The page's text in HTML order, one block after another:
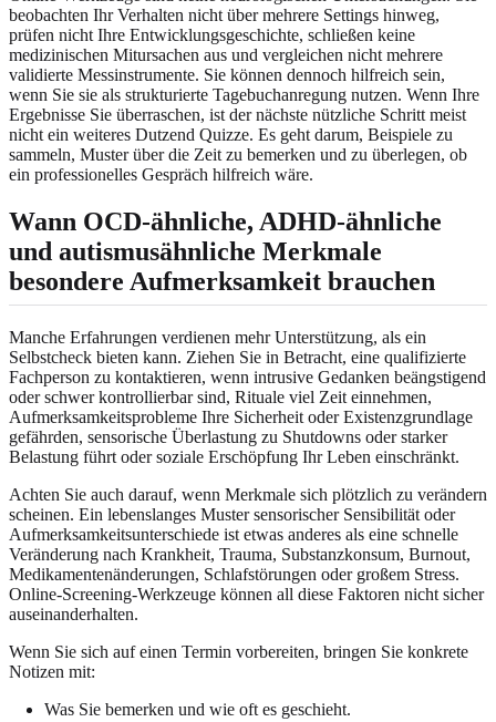
beobachten Ihr Verhalten nicht über mehrere Settings hinweg,
prüfen nicht Ihre Entwicklungsgeschichte, schließen keine
medizinischen Mitursachen aus und vergleichen nicht mehrere
validierte Messinstrumente. Sie können dennoch hilfreich sein,
wenn Sie sie als strukturierte Tagebuchanregung nutzen. Wenn Ihre
Ergebnisse Sie überraschen, ist der nächste nützliche Schritt meist
nicht ein weiteres Dutzend Quizze. Es geht darum, Beispiele zu
sammeln, Muster über die Zeit zu bemerken und zu überlegen, ob
ein professionelles Gespräch hilfreich wäre.
Wann OCD-ähnliche, ADHD-ähnliche
und autismusähnliche Merkmale
besondere Aufmerksamkeit brauchen
Manche Erfahrungen verdienen mehr Unterstützung, als ein
Selbstcheck bieten kann. Ziehen Sie in Betracht, eine qualifizierte
Fachperson zu kontaktieren, wenn intrusive Gedanken beängstigend
oder schwer kontrollierbar sind, Rituale viel Zeit einnehmen,
Aufmerksamkeitsprobleme Ihre Sicherheit oder Existenzgrundlage
gefährden, sensorische Überlastung zu Shutdowns oder starker
Belastung führt oder soziale Erschöpfung Ihr Leben einschränkt.
Achten Sie auch darauf, wenn Merkmale sich plötzlich zu verändern
scheinen. Ein lebenslanges Muster sensorischer Sensibilität oder
Aufmerksamkeitsunterschiede ist etwas anderes als eine schnelle
Veränderung nach Krankheit, Trauma, Substanzkonsum, Burnout,
Medikamentenänderungen, Schlafstörungen oder großem Stress.
Online-Screening-Werkzeuge können all diese Faktoren nicht sicher
auseinanderhalten.
Wenn Sie sich auf einen Termin vorbereiten, bringen Sie konkrete
Notizen mit:
Was Sie bemerken und wie oft es geschieht.